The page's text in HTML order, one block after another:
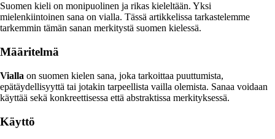
Suomen kieli on monipuolinen ja rikas kieleltään. Yksi
mielenkiintoinen sana on vialla. Tässä artikkelissa tarkastelemme
tarkemmin tämän sanan merkitystä suomen kielessä.
Määritelmä
Vialla on suomen kielen sana, joka tarkoittaa puuttumista,
epätäydellisyyttä tai jotakin tarpeellista vailla olemista. Sanaa voidaan
käyttää sekä konkreettisessa että abstraktissa merkityksessä.
Käyttö